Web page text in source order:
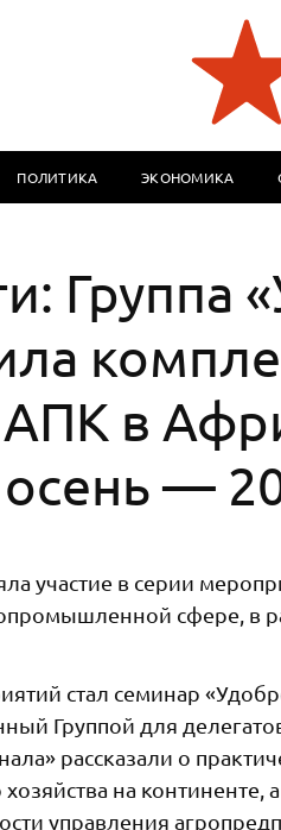
ПОЛИТИКА ЭКОНОМИКА
Группа
в
—
участие в серии
сфере, в
стал семинар
Группой для
рассказали о
хозяйства на
управления